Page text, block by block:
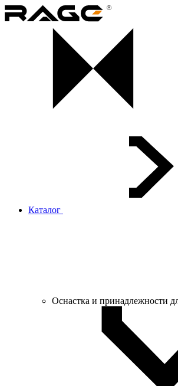
Каталог
Оснастка и принадлежности